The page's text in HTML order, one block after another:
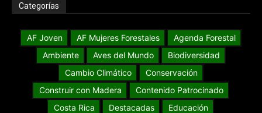
Categorías
AF Joven AF Mujeres Forestales
Agenda Forestal
Ambiente
Aves del Mundo
Biodiversidad
Cambio Climático
Conservación
Construir con Madera
Contenido Patrocinado
Costa Rica
Destacadas
Educación